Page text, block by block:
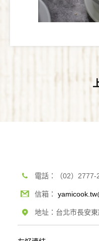
電話：（02）2777-
信箱：
地址：台北市長安